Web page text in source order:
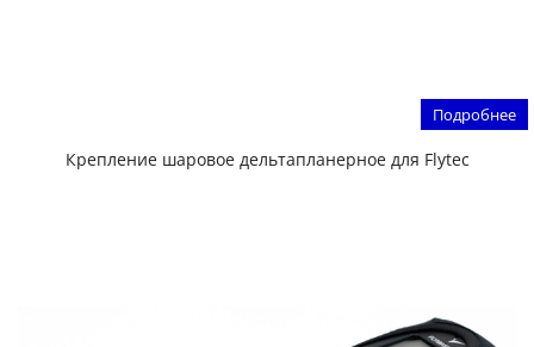
Подробнее
Крепление шаровое дельтапланерное для Flytec